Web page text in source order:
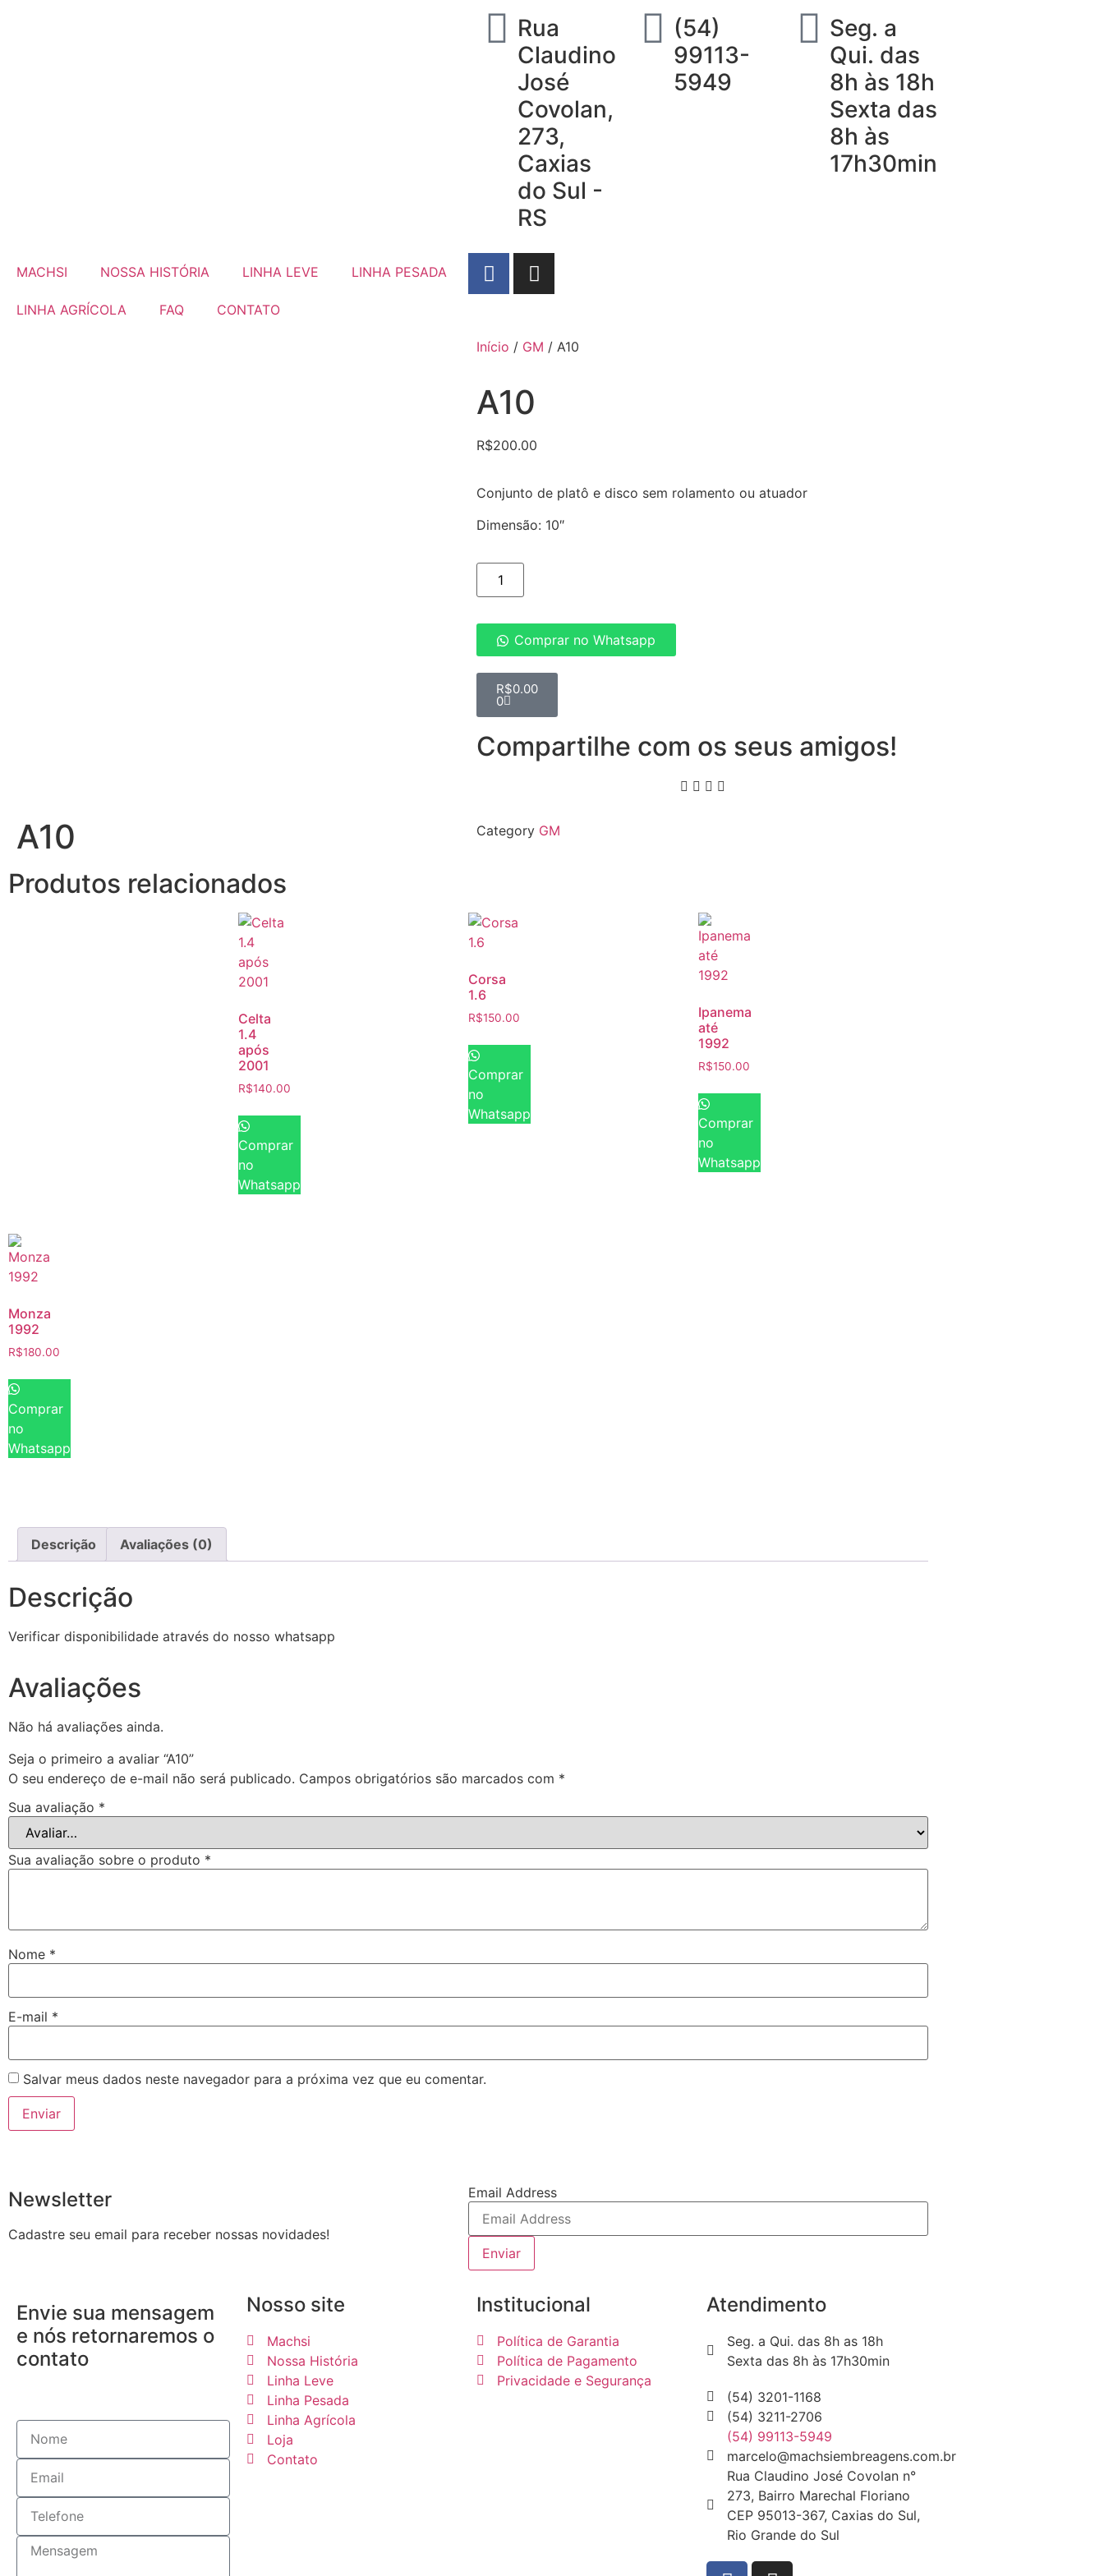
Rua
Claudino
José
Covolan,
273,
Caxias
do Sul -
RS
(54)
99113-
5949
Seg. a
Qui. das
8h às 18h
Sexta das
8h às
17h30min
MACHSI NOSSA HISTÓRIA LINHA LEVE LINHA PESADA
LINHA AGRÍCOLA FAQ CONTATO
Início / GM / A10
A10
R$200.00
Conjunto de platô e disco sem rolamento ou atuador
Dimensão: 10″
Comprar no Whatsapp
R$0.00
0
Compartilhe com os seus amigos!
A10 Category GM
Produtos relacionados
Celta
1.4
após
2001
R$140.00
Comprar
no
Whatsapp
Corsa
1.6
R$150.00
Comprar
no
Whatsapp
Ipanema
até
1992
R$150.00
Comprar
no
Whatsapp
Monza
1992
R$180.00
Comprar
no
Whatsapp
Descrição Avaliações (0)
Descrição
Verificar disponibilidade através do nosso whatsapp
Avaliações
Não há avaliações ainda.
Seja o primeiro a avaliar “A10”
O seu endereço de e-mail não será publicado. Campos obrigatórios são marcados com *
Sua avaliação *
Sua avaliação sobre o produto *
Nome *
E-mail *
Salvar meus dados neste navegador para a próxima vez que eu comentar.
Newsletter
Cadastre seu email para receber nossas novidades!
Email Address
Enviar
Envie sua mensagem
e nós retornaremos o
contato
Nosso site
Machsi
Nossa História
Linha Leve
Linha Pesada
Linha Agrícola
Loja
Contato
Institucional
Política de Garantia
Política de Pagamento
Privacidade e Segurança
Atendimento
Seg. a Qui. das 8h as 18h
Sexta das 8h às 17h30min
(54) 3201-1168
(54) 3211-2706
(54) 99113-5949
marcelo@machsiembreagens.com.br
Rua Claudino José Covolan n°
273, Bairro Marechal Floriano
CEP 95013-367, Caxias do Sul,
Rio Grande do Sul